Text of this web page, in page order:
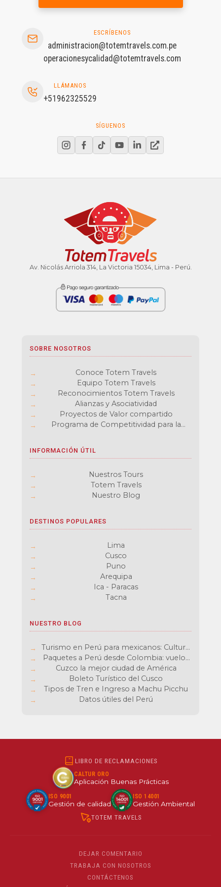
ESCRÍBENOS
administracion@totemtravels.com.pe
operacionesycalidad@totemtravels.com
LLÁMANOS
+51962325529
SÍGUENOS
Av. Nicolás Arriola 314, La Victoria 15034, Lima - Perú.
SOBRE NOSOTROS
Conoce Totem Travels
Equipo Totem Travels
Reconocimientos Totem Travels
Alianzas y Asociatividad
Proyectos de Valor compartido
Programa de Competitividad para la
INFORMACIÓN ÚTIL
Nuestros Tours
Totem Travels
Nuestro Blog
DESTINOS POPULARES
Lima
Cusco
Puno
Arequipa
Ica - Paracas
Tacna
NUESTRO BLOG
Turismo en Perú para mexicanos: Cultura,
aventura y sabores inolvidables
Paquetes a Perú desde Colombia: vuelos
baratos y experiencias únicas
Cuzco la mejor ciudad de América
Boleto Turístico del Cusco
Tipos de Tren e Ingreso a Machu Picchu
Datos útiles del Perú
LIBRO DE RECLAMACIONES
CALTUR ORO
Aplicación Buenas Prácticas
ISO 9001
Gestión de calidad
ISO 14001
Gestión Ambiental
TOTEM TRAVELS
DEJAR COMENTARIO
TRABAJA CON NOSOTROS
CONTÁCTENOS